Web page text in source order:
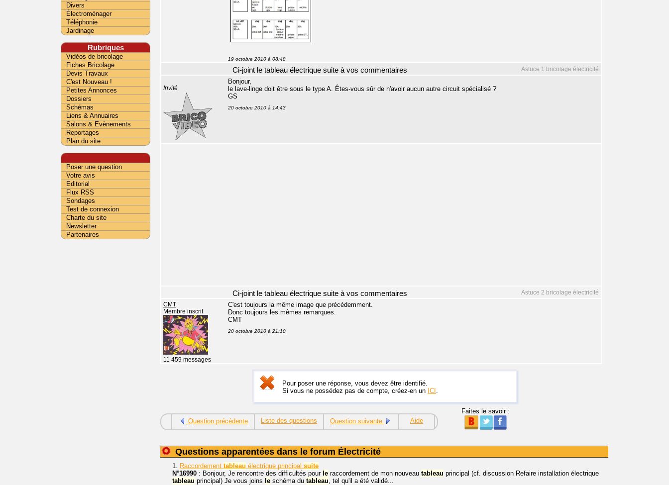
19 octobre 2010 à 08:48
Astuce 1 bricolage électricité
Ci-joint le tableau électrique suite à vos commentaires
Invité
Bonjour,
le lave-linge doit être sous le type A. Êtes-vous sûr de n'avoir aucun autre circuit spécialisé ?
GS
20 octobre 2010 à 14:43
Astuce 2 bricolage électricité
Ci-joint le tableau électrique suite à vos commentaires
CMT
Membre inscrit
11 459 messages
C'est toujours la même image que précédemment.
Donc toujours les mêmes remarques.
CMT
20 octobre 2010 à 21:10
Pour poser une réponse, vous devez être identifié.
Si vous ne possédez pas de compte, créez-en un ICI
Question précédente Liste des questions Question suivante Aide
Faites le savoir :
Questions apparentées dans le forum Électricité
1. Raccordement tableau électrique principal suite
N°16990 : Bonjour, Je rencontre des difficultés pour le raccordement de mon nouveau tableau principal (cf. discussion Refaire installation électrique
tableau principal) Je vous joins le schéma du tableau , tel qu'il a été validé...
Divers
Électroménager
Téléphonie
Jardinage
Rubriques
Vidéos de bricolage
Fiches Bricolage
Devis Travaux
C'est Nouveau !
Petites Annonces
Dossiers
Schémas
Liens & Annuaires
Salons & Evènements
Reportages
Plan du site
Poser une question
Votre avis
Editorial
Flux RSS
Sondages
Test de connexion
Charte du site
Newsletter
Partenaires